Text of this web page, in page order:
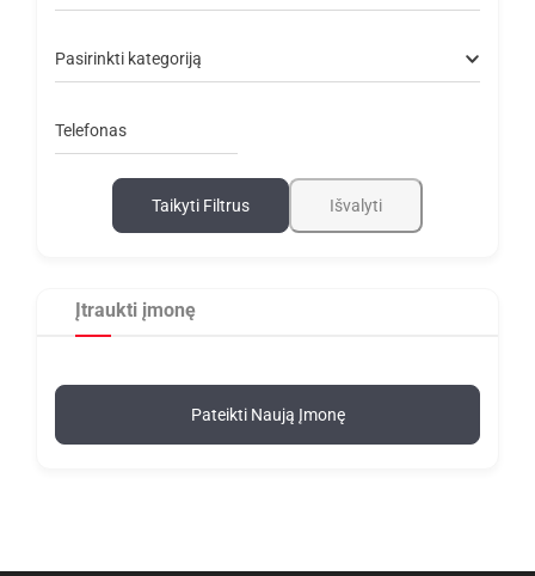
Pasirinkti kategoriją
Telefonas
Taikyti Filtrus Išvalyti
Įtraukti įmonę
Pateikti Naują Įmonę